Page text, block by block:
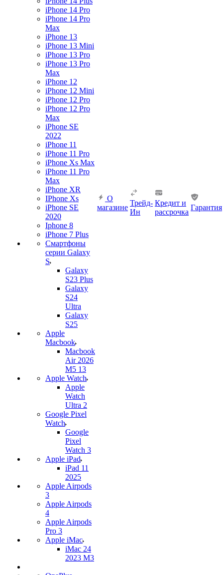
iPhone 14 Pro
iPhone 14 Pro
Max
iPhone 13
iPhone 13 Mini
iPhone 13 Pro
iPhone 13 Pro
Max
iPhone 12
iPhone 12 Mini
iPhone 12 Pro
iPhone 12 Pro
Max
iPhone SE
2022
iPhone 11
iPhone 11 Pro
iPhone Xs Max
iPhone 11 Pro
Max
iPhone XR
IPhone Xs
iPhone SE
2020
Iphone 8
iPhone 7 Plus
Смартфоны
серии Galaxy
S
Galaxy
S23 Plus
Galaxy
S24
Ultra
Galaxy
S25
Apple
Macbook
Macbook
Air 2026
M5 13
Apple Watch
Apple
Watch
Ultra 2
Google Pixel
Watch
Google
Pixel
Watch 3
Apple iPad
iPad 11
2025
Apple Airpods
3
Apple Airpods
4
Apple Airpods
Pro 3
Apple iMac
iMac 24
2023 M3
О
магазине
Трейд-
Ин
Кредит и
рассрочка
Гарантия